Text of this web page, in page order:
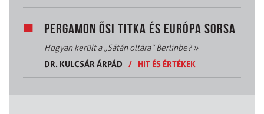
PERGAMON ŐSI TITKA ÉS EURÓPA SORSA
Hogyan került a „Sátán oltára” Berlinbe?»
DR. KULCSÁR ÁRPÁD
/ HIT ÉS ÉRTÉKEK